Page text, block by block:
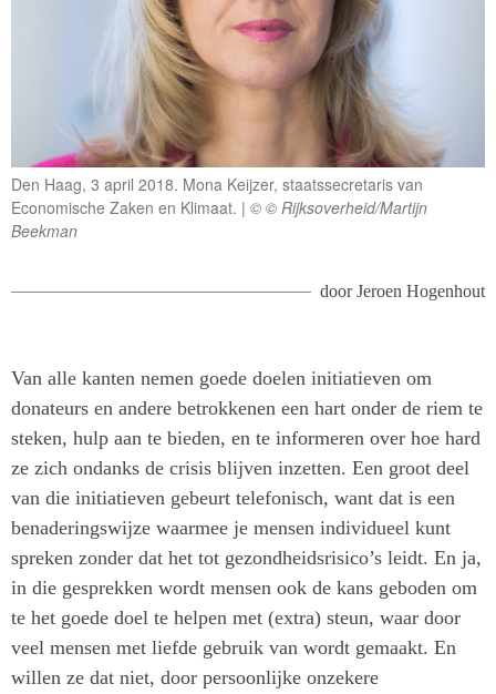
Den Haag, 3 april 2018. Mona Keijzer, staatssecretaris van
Economische Zaken en Klimaat.
© © Rijksoverheid/Martijn
Beekman
doorJeroen Hogenhout
Van alle kanten nemen goede doelen initiatieven om
donateurs en andere betrokkenen een hart onder de riem te
steken, hulp aan te bieden, en te informeren over hoe hard
ze zich ondanks de crisis blijven inzetten. Een groot deel
van die initiatieven gebeurt telefonisch, want dat is een
benaderingswijze waarmee je mensen individueel kunt
spreken zonder dat het tot gezondheidsrisico’s leidt. En ja,
in die gesprekken wordt mensen ook de kans geboden om
te het goede doel te helpen met (extra) steun, waar door
veel mensen met liefde gebruik van wordt gemaakt. En
willen ze dat niet, door persoonlijke onzekere